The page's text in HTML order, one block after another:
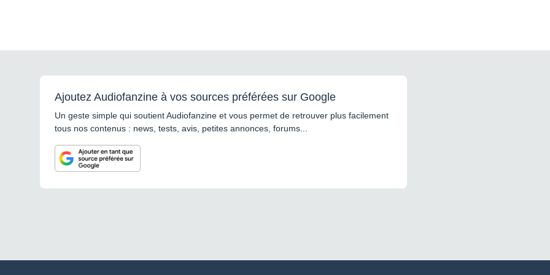
Ajoutez Audiofanzine à vos sources préférées sur Google
Un geste simple qui soutient Audiofanzine et vous permet de retrouver plus facilement
tous nos contenus : news, tests, avis, petites annonces, forums...